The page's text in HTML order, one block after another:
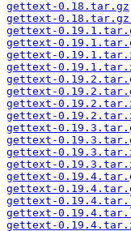
gettext-0.18.tar.gz
gettext-
gettext-
gettext-
gettext-
gettext-
gettext-
gettext-
gettext-
gettext-
gettext-
gettext-
gettext-
gettext-
gettext-
gettext-
gettext-
gettext-
gettext-